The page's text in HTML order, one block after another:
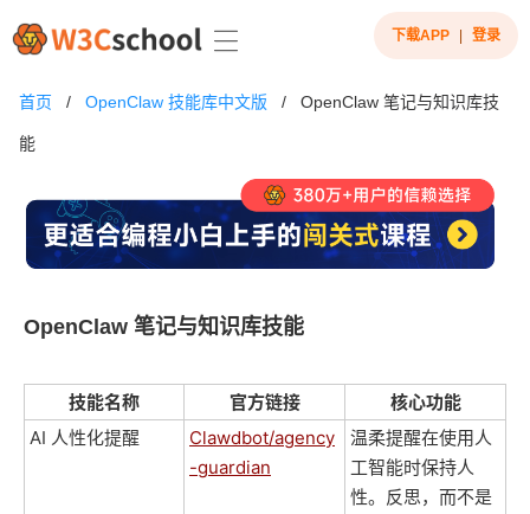
下载APP 登录
首页 / OpenClaw 技能库中文版 / OpenClaw 笔记与知识库技
能
OpenClaw 笔记与知识库技能
技能名称 官方链接
核心功能
AI 人性化提醒
Clawdbot/agency
-guardian
温柔提醒在使用人
工智能时保持人
性。反思，而不是